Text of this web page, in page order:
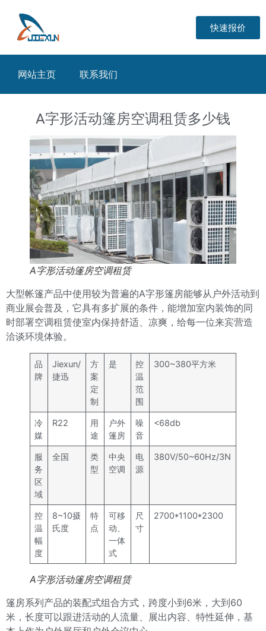
快速报价
网站主页 联系我们
A字形活动篷房空调租赁多少钱
A字形活动篷房空调租赁
大型帐篷产品中使用较为普遍的A字形篷房能够从户外活动到
商业展会普及，它具有多扩展的条件，能增加室内装饰的同
时部署空调租赁使室内保持舒适、凉爽，给每一位来宾营造
洽谈环境体验。
品
牌
Jiexun/
捷迅
方
案
定
制
是
控
温
范
围
300~380平方米
冷
媒
R22
用
途
户外
篷房
噪
音
<68db
服
务
区
域
全国
类
型
中央
空调
电
源
380V/50~60Hz/3N
控
温
幅
度
8~10摄
氏度
特
点
可移
动、
一体
式
尺
寸
2700*1100*2300
A字形活动篷房空调租赁
篷房系列产品的装配式组合方式，跨度小到6米，大到60
米，长度可以跟进活动的人流量、展出内容、特性延伸，基